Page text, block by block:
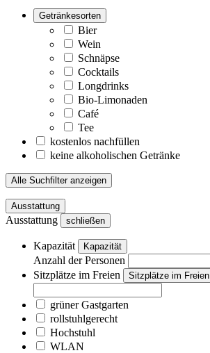
Getränkesorten
Bier
Wein
Schnäpse
Cocktails
Longdrinks
Bio-Limonaden
Café
Tee
kostenlos nachfüllen
keine alkoholischen Getränke
Alle Suchfilter anzeigen
Ausstattung
Ausstattung schließen
Kapazität Kapazität
Anzahl der Personen
Sitzplätze im Freien
Sitzplätze im Freien
grüner Gastgarten
rollstuhlgerecht
Hochstuhl
WLAN